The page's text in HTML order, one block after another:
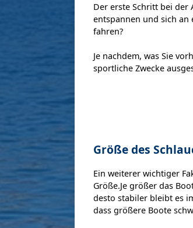
Der erste Schritt bei der
entspannen und sich an
fahren?
Je nachdem, was Sie
sportliche Zwecke
Größe des
Ein weiterer wichtiger
Größe.Je größer das
desto stabiler bleibt es
dass größere Boote